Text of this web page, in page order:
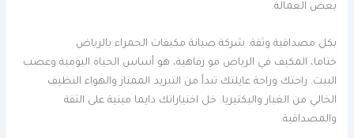
بعض العمالة.
بكل مصداقية وثقة: شركة صيانة مكيفات الحمراء بالرياض
ختاما، المكيف في الرياض مو رفاهية، هو أساس الحياة اليومية وعصب
البيت. راحتك وراحة عايلتك تبدأ من التبريد الممتاز والهواء النظيف
الخالي من الغبار والبكتيريا. خل اختياراتك دايما مبنية على الثقة
والمصداقية.